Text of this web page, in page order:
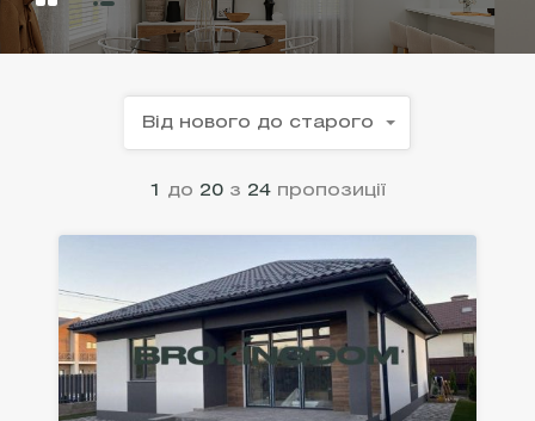
1 до 20 з 24 пропозиції
Від нового до старого